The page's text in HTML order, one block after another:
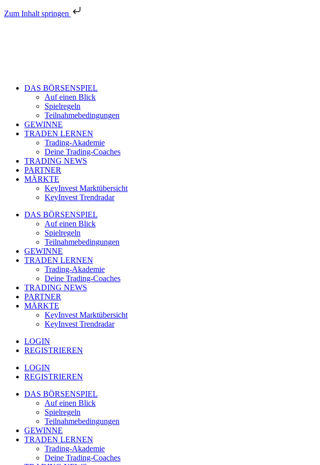
Zum Inhalt springen
DAS BÖRSENSPIEL
Auf einen Blick
Spielregeln
Teilnahmebedingungen
GEWINNE
TRADEN LERNEN
Trading-Akademie
Deine Trading-Coaches
TRADING NEWS
PARTNER
MÄRKTE
KeyInvest Marktübersicht
KeyInvest Trendradar
DAS BÖRSENSPIEL
Auf einen Blick
Spielregeln
Teilnahmebedingungen
GEWINNE
TRADEN LERNEN
Trading-Akademie
Deine Trading-Coaches
TRADING NEWS
PARTNER
MÄRKTE
KeyInvest Marktübersicht
KeyInvest Trendradar
LOGIN
REGISTRIEREN
LOGIN
REGISTRIEREN
DAS BÖRSENSPIEL
Auf einen Blick
Spielregeln
Teilnahmebedingungen
GEWINNE
TRADEN LERNEN
Trading-Akademie
Deine Trading-Coaches